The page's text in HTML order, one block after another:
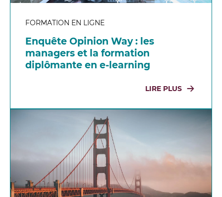
FORMATION EN LIGNE
Enquête Opinion Way : les
managers et la formation
diplômante en e-learning
LIRE PLUS